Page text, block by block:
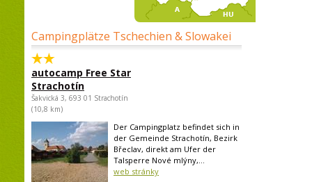
Campingplätze Tschechien & Slowakei
autocamp Free Star
Strachotín
Šakvická 3, 693 01 Strachotín
(10,8 km)
Der Campingplatz befindet sich in
der Gemeinde Strachotín, Bezirk
Břeclav, direkt am Ufer der
Talsperre Nové mlýny,...
web stránky